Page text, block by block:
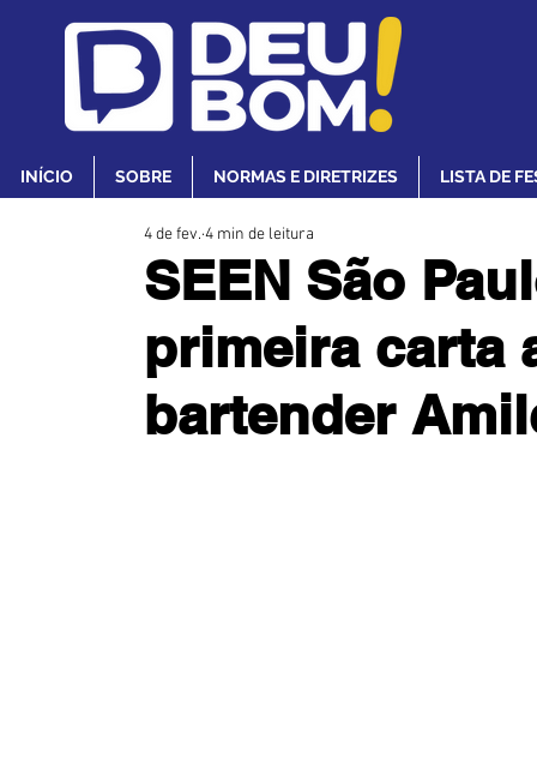
INÍCIO SOBRE NORMAS E DIRETRIZES LISTA DE
SEEN São
primeira carta
bartender
4 de fev. 4 min de leitura